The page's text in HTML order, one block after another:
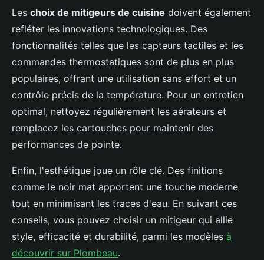
Les choix de mitigeurs de cuisine doivent également
refléter les innovations technologiques. Des
fonctionnalités telles que les capteurs tactiles et les
commandes thermostatiques sont de plus en plus
populaires, offrant une utilisation sans effort et un
contrôle précis de la température. Pour un entretien
optimal, nettoyez régulièrement les aérateurs et
remplacez les cartouches pour maintenir des
performances de pointe.
Enfin, l'esthétique joue un rôle clé. Des finitions
comme le noir mat apportent une touche moderne
tout en minimisant les traces d'eau. En suivant ces
conseils, vous pouvez choisir un mitigeur qui allie
style, efficacité et durabilité, parmi les modèles à
découvrir sur Plombeau.